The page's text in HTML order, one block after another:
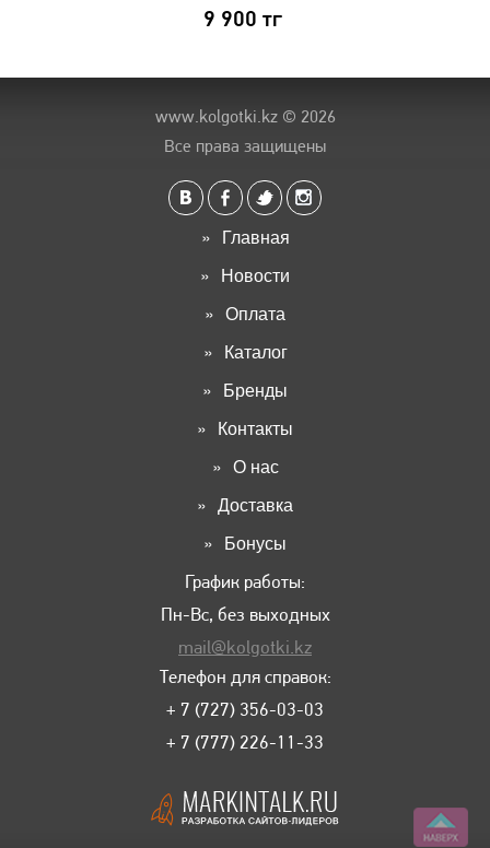
9 900 тг
www.kolgotki.kz© 2026
Все права защищены
Главная
Новости
Оплата
Каталог
Бренды
Контакты
О нас
Доставка
Бонусы
График работы:
Пн-Вс, без выходных
mail@kolgotki.kz
Телефон для справок:
+ 7 (727) 356-03-03
+ 7 (777) 226-11-33